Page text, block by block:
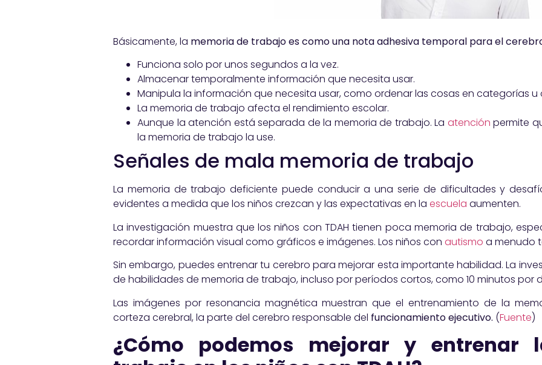
Básicamente, la memoria de trabajo es como una nota adhesiva temporal para el
Funciona solo por unos segundos a la vez.
Almacenar temporalmente información que necesita usar.
Manipula la información que necesita usar, como ordenar las cosas en categorías
La memoria de trabajo afecta el rendimiento escolar.
Aunque la atención está separada de la memoria de trabajo. La atención permite
la memoria de trabajo la use.
Señales de mala memoria de trabajo
La memoria de trabajo deficiente puede conducir a una serie de dificultades y
evidentes a medida que los niños crezcan y las expectativas en la escuela aumenten.
La investigación muestra que los niños con TDAH tienen poca memoria de trabajo,
recordar información visual como gráficos e imágenes. Los niños con autismo a menudo
Sin embargo, puedes entrenar tu cerebro para mejorar esta importante habilidad. La
de habilidades de memoria de trabajo, incluso por períodos cortos, como 10 minutos por
Las imágenes por resonancia magnética muestran que el entrenamiento de la
corteza cerebral, la parte del cerebro responsable del funcionamiento ejecutivo. (Fuente)
¿Cómo podemos mejorar y entrenar